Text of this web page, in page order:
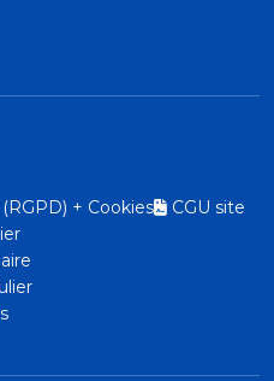
+ Cookies
CGU site